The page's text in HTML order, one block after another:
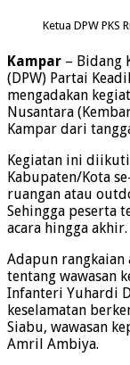
Ketua DPW PKS
Kampar – Bidang
(DPW) Partai
mengadakan
Nusantara
Kampar dari
Kegiatan ini diikuti
Kabupaten/Kota
ruangan atau
Sehingga peserta
acara hingga akhir.
Adapun
tentang wawasan
Infanteri Yuhardi
keselamatan
Siabu, wawasan
Amril Ambiya.